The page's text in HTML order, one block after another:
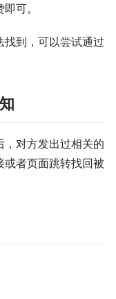
可。
到，可以尝试通过
对方发出过相关的
者页面跳转找回被